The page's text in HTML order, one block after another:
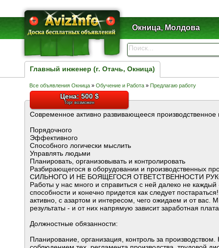
Окница, Молдова
Главный инженер (г. Отачь, Окница)
Все объявления Окница » Обучение и Работа » Предлагаю работу
Цена: 500 $
Торг возможен
Современное активно развивающееся
Порядочного
Эффективного
Способного логически мыслить
Управлять людьми
Планировать, организовывать и контролировать
Разбирающегося в оборудовании и производственных
СИЛЬНОГО И НЕ БОЯЩЕГОСЯ ОТВЕТСТВЕННОСТИ
Работы у нас много и справиться с ней далеко не
способности и конечно придется как следует
активно, с азартом и интересом, чего ожидаем и от вас.
результаты - и от них напрямую зависит заработная
Должностные обязанности:
Планирование, организация, контроль за производством.